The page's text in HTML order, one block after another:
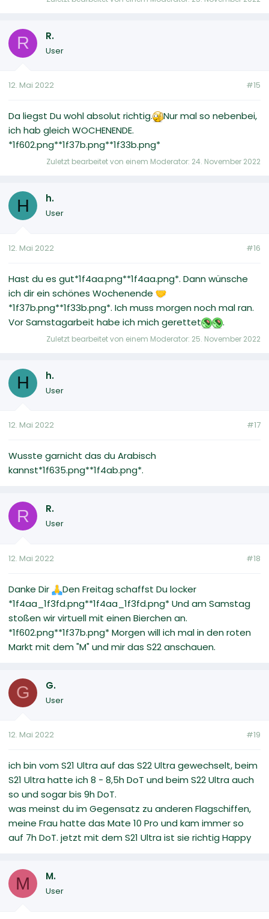
R R.
User
12. Mai 2022 #15
Da liegst Du wohl absolut richtig.
Nur mal so nebenbei,
ich hab gleich WOCHENENDE.
*1f602.png**1f37b.png**1f33b.png*
Zuletzt bearbeitet von einem Moderator: 24. November 2022
H h.
User
12. Mai 2022 #16
Hast du es gut*1f4aa.png**1f4aa.png*. Dann wünsche
ich dir ein schönes Wochenende
*1f37b.png**1f33b.png*. Ich muss morgen noch mal ran.
Vor Samstagarbeit habe ich mich gerettet
.
Zuletzt bearbeitet von einem Moderator: 25. November 2022
H h.
User
12. Mai 2022 #17
Wusste garnicht das du Arabisch
kannst*1f635.png*‍*1f4ab.png*.
R R.
User
12. Mai 2022 #18
Danke Dir
Den Freitag schaffst Du locker
*1f4aa_1f3fd.png**1f4aa_1f3fd.png* Und am Samstag
stoßen wir virtuell mit einen Bierchen an.
*1f602.png**1f37b.png* Morgen will ich mal in den roten
Markt mit dem "M" und mir das S22 anschauen.
G G.
User
12. Mai 2022 #19
ich bin vom S21 Ultra auf das S22 Ultra gewechselt, beim
S21 Ultra hatte ich 8 - 8,5h DoT und beim S22 Ultra auch
so und sogar bis 9h DoT.
was meinst du im Gegensatz zu anderen Flagschiffen,
meine Frau hatte das Mate 10 Pro und kam immer so
auf 7h DoT. jetzt mit dem S21 Ultra ist sie richtig Happy
M M.
User